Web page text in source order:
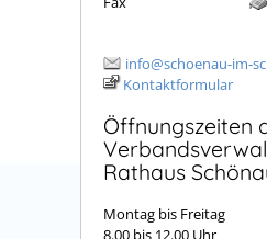
info@schoenau-im-
Kontaktformular
Öffnungszeiten
Rathaus
Montag bis Freitag
8.00 bis 12.00 Uhr